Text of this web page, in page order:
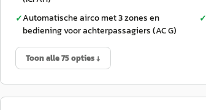
✓Automatische airco met 3 zones en
bediening voor achterpassagiers (AC G)
✓
Toon alle 75 opties ↓